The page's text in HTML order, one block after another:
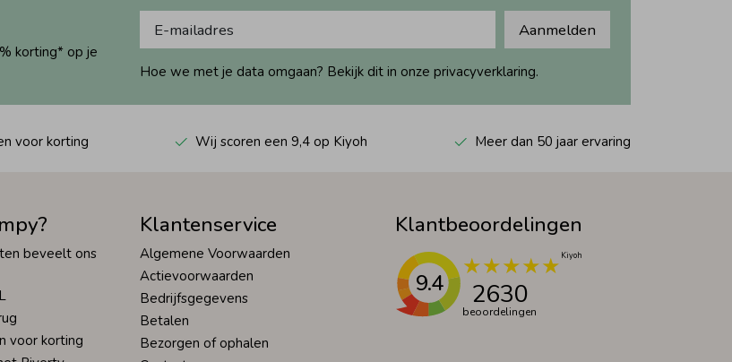
korting* op je
Aanmelden
Hoe we met je data omgaan? Bekijk dit in onze privacyverklaring.
voor korting Wij scoren een 9,4 op Kiyoh Meer dan 50 jaar ervaring
beveelt ons
voor korting
Klantenservice
Algemene Voorwaarden
Actievoorwaarden
Bedrijfsgegevens
Betalen
Bezorgen of ophalen
Klantbeoordelingen
9.4 2630
beoordelingen